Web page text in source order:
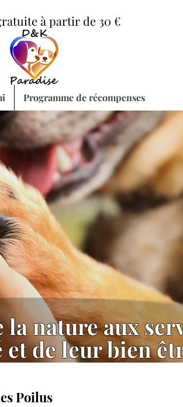
à partir de 30 €
Programme de récompenses
la nature aux
et de leur bien
Poilus